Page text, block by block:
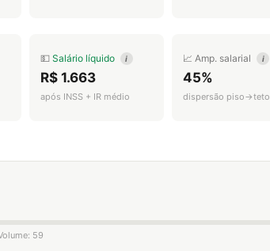
💵 Salário líquido i
R$ 1.663
após INSS + IR médio
📈 Amp. salarial i
45%
dispersão piso→teto
59